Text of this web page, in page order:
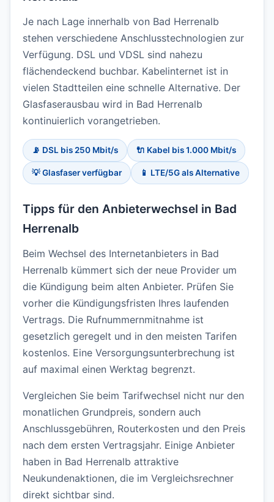
Je nach Lage innerhalb von Bad Herrenalb
stehen verschiedene Anschlusstechnologien zur
Verfügung. DSL und VDSL sind nahezu
flächendeckend buchbar. Kabelinternet ist in
vielen Stadtteilen eine schnelle Alternative. Der
Glasfaserausbau wird in Bad Herrenalb
kontinuierlich vorangetrieben.
📡 DSL bis 250 Mbit/s 🔌 Kabel bis 1.000 Mbit/s
💡 Glasfaser verfügbar 📱 LTE/5G als Alternative
Tipps für den Anbieterwechsel in Bad
Herrenalb
Beim Wechsel des Internetanbieters in Bad
Herrenalb kümmert sich der neue Provider um
die Kündigung beim alten Anbieter. Prüfen Sie
vorher die Kündigungsfristen Ihres laufenden
Vertrags. Die Rufnummernmitnahme ist
gesetzlich geregelt und in den meisten Tarifen
kostenlos. Eine Versorgungsunterbrechung ist
auf maximal einen Werktag begrenzt.
Vergleichen Sie beim Tarifwechsel nicht nur den
monatlichen Grundpreis, sondern auch
Anschlussgebühren, Routerkosten und den Preis
nach dem ersten Vertragsjahr. Einige Anbieter
haben in Bad Herrenalb attraktive
Neukundenaktionen, die im Vergleichsrechner
direkt sichtbar sind.